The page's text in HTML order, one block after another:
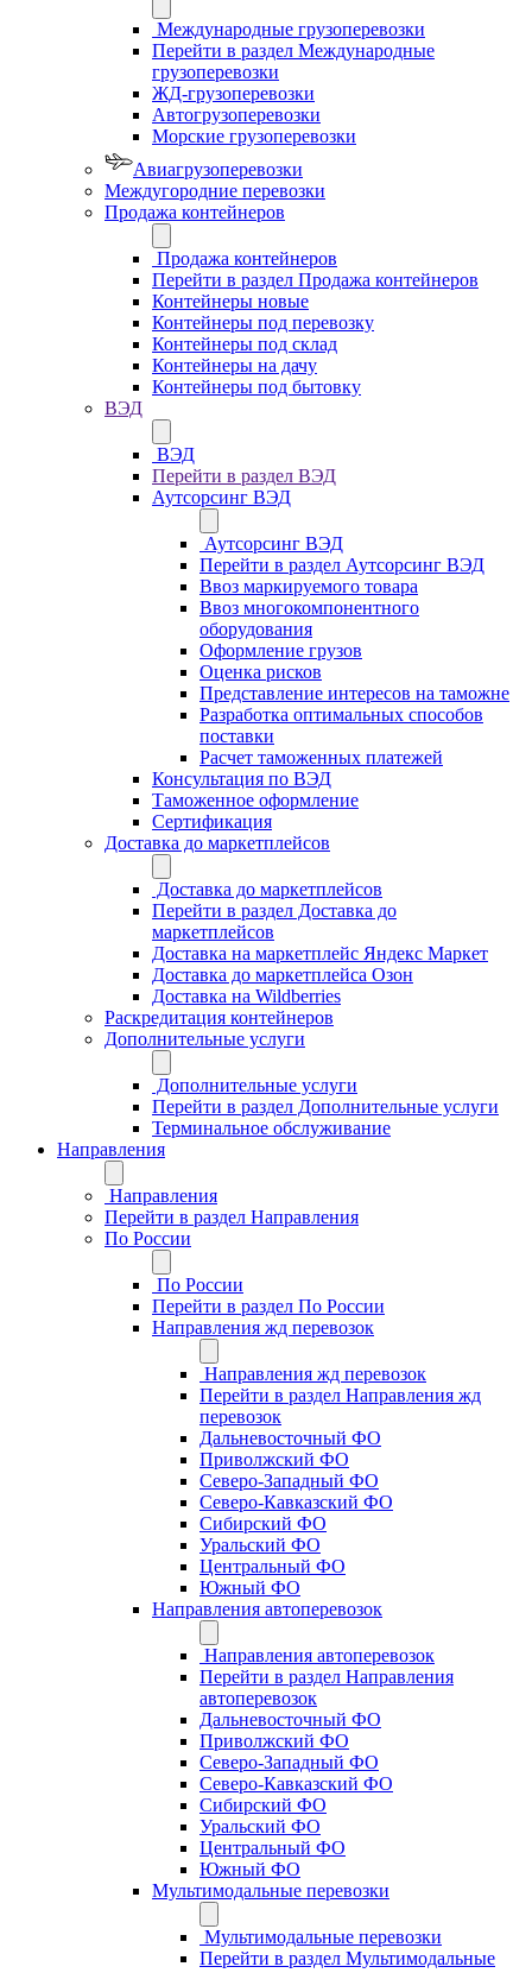
Международные грузоперевозки
Перейти в раздел Международные
грузоперевозки
ЖД-грузоперевозки
Автогрузоперевозки
Морские грузоперевозки
Авиагрузоперевозки
Междугородние перевозки
Продажа контейнеров
Продажа контейнеров
Перейти в раздел Продажа контейнеров
Контейнеры новые
Контейнеры под перевозку
Контейнеры под склад
Контейнеры на дачу
Контейнеры под бытовку
ВЭД
ВЭД
Перейти в раздел ВЭД
Аутсорсинг ВЭД
Аутсорсинг ВЭД
Перейти в раздел Аутсорсинг ВЭД
Ввоз маркируемого товара
Ввоз многокомпонентного
оборудования
Оформление грузов
Оценка рисков
Представление интересов на таможне
Разработка оптимальных способов
поставки
Расчет таможенных платежей
Консультация по ВЭД
Таможенное оформление
Сертификация
Доставка до маркетплейсов
Доставка до маркетплейсов
Перейти в раздел Доставка до
маркетплейсов
Доставка на маркетплейс Яндекс Маркет
Доставка до маркетплейса Озон
Доставка на Wildberries
Раскредитация контейнеров
Дополнительные услуги
Дополнительные услуги
Перейти в раздел Дополнительные услуги
Терминальное обслуживание
Направления
Направления
Перейти в раздел Направления
По России
По России
Перейти в раздел По России
Направления жд перевозок
Направления жд перевозок
Перейти в раздел Направления жд
перевозок
Дальневосточный ФО
Приволжский ФО
Северо-Западный ФО
Северо-Кавказский ФО
Сибирский ФО
Уральский ФО
Центральный ФО
Южный ФО
Направления автоперевозок
Направления автоперевозок
Перейти в раздел Направления
автоперевозок
Дальневосточный ФО
Приволжский ФО
Северо-Западный ФО
Северо-Кавказский ФО
Сибирский ФО
Уральский ФО
Центральный ФО
Южный ФО
Мультимодальные перевозки
Мультимодальные перевозки
Перейти в раздел Мультимодальные